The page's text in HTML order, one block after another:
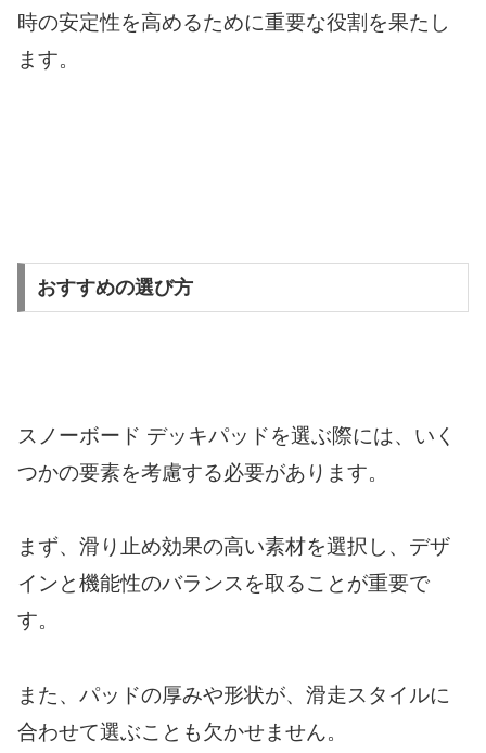
時の安定性を高めるために重要な役割を果たし
ます。
おすすめの選び方
スノーボード デッキパッドを選ぶ際には、いく
つかの要素を考慮する必要があります。
まず、滑り止め効果の高い素材を選択し、デザ
インと機能性のバランスを取ることが重要で
す。
また、パッドの厚みや形状が、滑走スタイルに
合わせて選ぶことも欠かせません。